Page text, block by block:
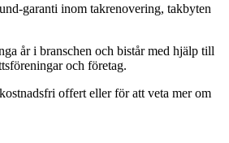
garanti inom takrenovering, takbyten
år i branschen och bistår med hjälp till
och företag.
offert eller för att veta mer om